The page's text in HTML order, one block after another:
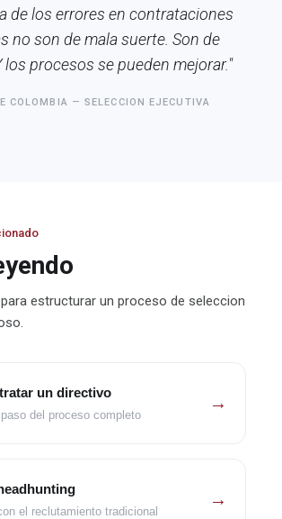
de los errores en contrataciones
no son de mala suerte. Son de
los procesos se pueden mejorar."
COLOMBIA — SELECCION EJECUTIVA
estructurar un proceso de seleccion
un directivo
del proceso completo
→
el reclutamiento tradicional
→